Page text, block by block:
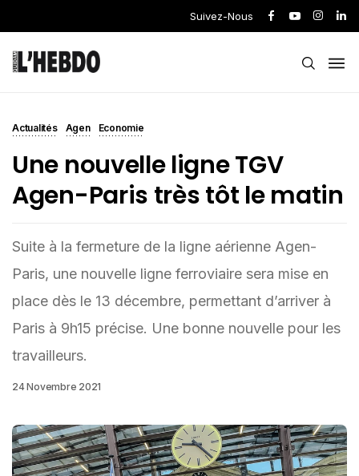
Suivez-Nous
Actualités Agen Economie
Une nouvelle ligne TGV
Agen-Paris très tôt le matin
Suite à la fermeture de la ligne aérienne Agen-
Paris, une nouvelle ligne ferroviaire sera mise en
place dès le 13 décembre, permettant d’arriver à
Paris à 9h15 précise. Une bonne nouvelle pour les
travailleurs.
24 Novembre 2021